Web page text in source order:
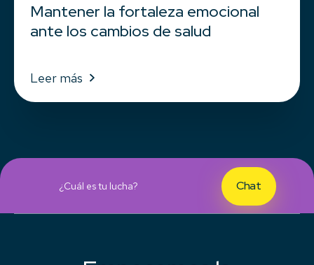
Mantener la fortaleza emocional
ante los cambios de salud
Leer más
¿Cuál es tu lucha? Chat